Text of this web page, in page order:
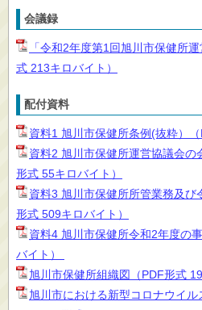
会議録
「令和2年度第1回旭川市保健所
式 213キロバイト）
配付資料
資料1 旭川市保健所条例(抜粋）（
資料2 旭川市保健所運営協議会の
形式 55キロバイト）
資料3 旭川市保健所所管業務及び
形式 509キロバイト）
資料4 旭川市保健所令和2年度の
バイト）
旭川市保健所組織図（PDF形式
旭川市における新型コロナウイ